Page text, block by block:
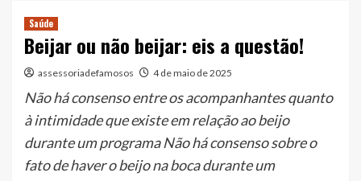
Saúde
Beijar ou não beijar: eis a questão!
assessoriadefamosos 4 de maio de 2025
Não há consenso entre os acompanhantes quanto
à intimidade que existe em relação ao beijo
durante um programa Não há consenso sobre o
fato de haver o beijo na boca durante um